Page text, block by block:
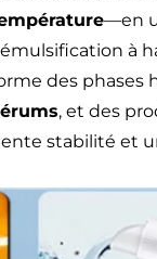
—en
à
des phases
, et des
stabilité et